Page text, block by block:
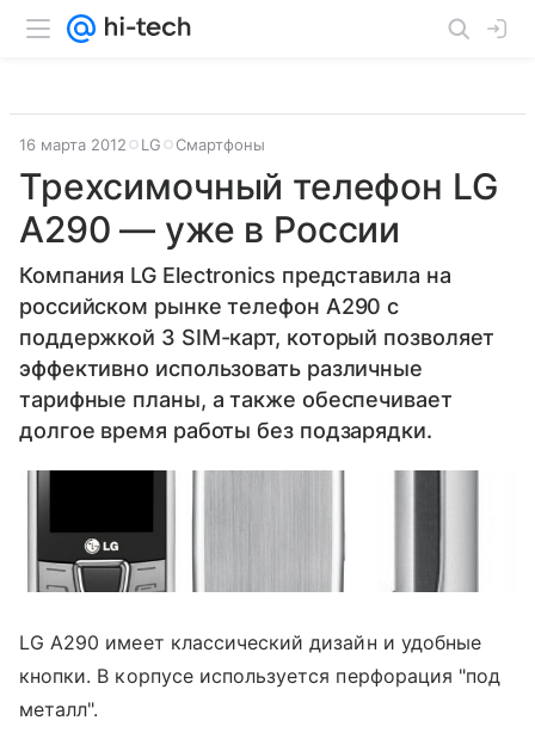
16 марта 2012 LG Смартфоны
Трехсимочный телефон LG
A290 — уже в России
Компания LG Electronics представила на
российском рынке телефон A290 с
поддержкой 3 SIM-карт, который позволяет
эффективно использовать различные
тарифные планы, а также обеспечивает
долгое время работы без подзарядки.
LG A290 имеет классический дизайн и удобные
кнопки. В корпусе используется перфорация "под
металл".